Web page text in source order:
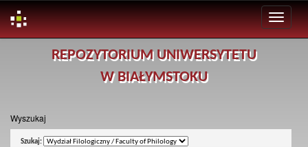
REPOZYTORIUM UNIWERSYTETU
W BIAŁYMSTOKU
Wyszukaj
Szukaj: